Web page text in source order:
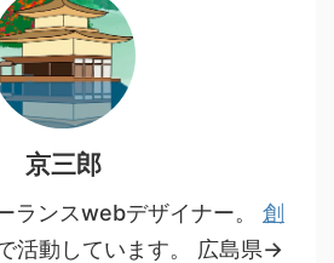
京三郎
ランスwebデザイナー。 創
活動しています。 広島県→